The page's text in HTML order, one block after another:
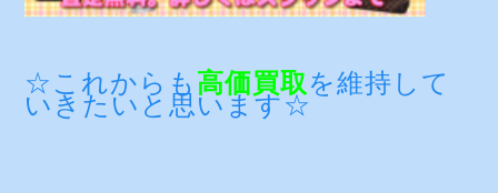
☆これからも 高価買取 を維持して
いきたいと思います☆